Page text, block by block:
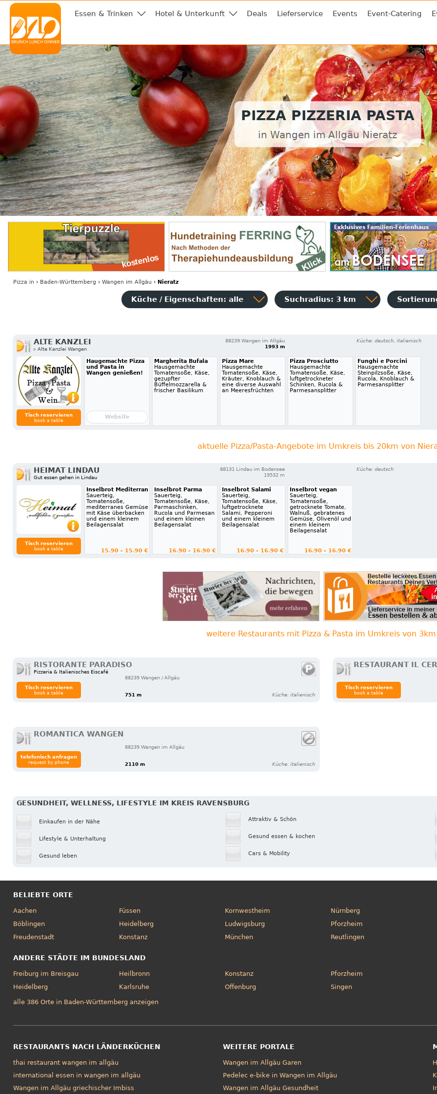
Essen & Trinken Hotel & Unterkunft Deals Lieferservice Events Event-Catering
PIZZA PIZZERIA PASTA
in Wangen im Allgäu Nieratz
Pizza in › Baden-Württemberg › Wangen im Allgäu › Nieratz
Küche / Eigenschaften: alle Suchradius: 3 km
ALTE KANZLEI
▹ Alte Kanzlei Wangen
88239 Wangen im Allgäu
1993 m
Küche: deutsch, italienisch
Tisch reservieren
book a table
Haugemachte Pizza
und Pasta in
Wangen genießen!
Website
Margherita Bufala
Hausgemachte
Tomatensoße, Käse,
gezupfter
Büffelmozzarella &
frischer Basilikum
Pizza Mare
Hausgemachte
Tomatensoße, Käse,
Kräuter, Knoblauch &
eine diverse Auswahl
an Meeresfrüchten
Pizza Prosciutto
Hausgemachte
Tomatensoße, Käse,
luftgetrockneter
Schinken, Rucola &
Parmesansplitter
Funghi e Porcini
Hausgemachte
Steinpilzsoße, Käse,
Rucola, Knoblauch &
Parmesansplitter
aktuelle Pizza/Pasta-Angebote im Umkreis bis 20km von
HEIMAT LINDAU
Gut essen gehen in Lindau
88131 Lindau im Bodensee
19532 m
Küche: deutsch
Tisch reservieren
book a table
Inselbrot Mediterran
Sauerteig,
Tomatensoße,
mediterranes Gemüse
mit Käse überbacken
und einem kleinem
Beilagensalat
15.90 - 15.90 €
Inselbrot Parma
Sauerteig,
Tomatensoße, Käse,
Parmaschinken,
Rucola und Parmesan
und einem kleinen
Beilagensalat
16.90 - 16.90 €
Inselbrot Salami
Sauerteig,
Tomatensoße, Käse,
luftgetrocknete
Salami, Pepperoni
und einem kleinem
Beilagensalat
16.90 - 16.90 €
Inselbrot vegan
Sauerteig,
Tomatensoße,
getrocknete Tomate,
Walnuß, gebratenes
Gemüse, Olivenöl und
einem kleinem
Beilagensalat
16.90 - 16.90 €
weitere Restaurants mit Pizza & Pasta im Umkreis von 3km
RISTORANTE PARADISO
Pizzeria & Italienisches Eiscafé
88239 Wangen / Allgäu
751 m Küche: italienisch
Tisch reservieren
book a table
RESTAURANT IL
Tisch reservieren
book a table
ROMANTICA WANGEN
88239 Wangen im Allgäu
2110 m Küche: italienisch
telefonisch anfragen
request by phone
GESUNDHEIT, WELLNESS, LIFESTYLE IM KREIS RAVENSBURG
Einkaufen in der Nähe
Lifestyle & Unterhaltung
Gesund leben
Attraktiv & Schön
Gesund essen & kochen
Cars & Mobility
BELIEBTE ORTE
Aachen
Böblingen
Freudenstadt
Füssen
Heidelberg
Konstanz
Kornwestheim
Ludwigsburg
München
Nürnberg
Pforzheim
Reutlingen
ANDERE STÄDTE IM BUNDESLAND
Freiburg im Breisgau
Heidelberg
Heilbronn
Karlsruhe
Konstanz
Offenburg
Pforzheim
Singen
alle 386 Orte in Baden-Württemberg anzeigen
RESTAURANTS NACH LÄNDERKÜCHEN
thai restaurant wangen im allgäu
international essen in wangen im allgäu
Wangen im Allgäu griechischer Imbiss
WEITERE PORTALE
Wangen im Allgäu Garen
Pedelec e-bike in Wangen im Allgäu
Wangen im Allgäu Gesundheit